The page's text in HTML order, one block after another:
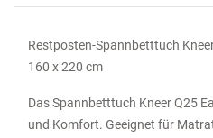
Restposten-Spannbetttuch
160 x 220 cm
Das Spannbetttuch Kneer Q25
und Komfort. Geeignet für